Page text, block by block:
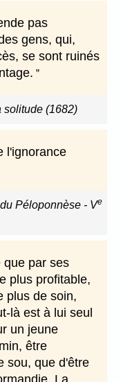
pas
gens, qui,
se sont ruinés
solitude (1682)
l'ignorance
Péloponnèse - Ve
que par ses
plus profitable,
plus de soin,
là est à lui seul
un jeune
être
sou, que d'être